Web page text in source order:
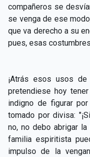
compañeros se
se venga de ese
que va derecho a su
pues, esas
¡Atrás esos usos
pretendiese hoy
indigno de figurar
tomado por divisa:
no, no debo abrigar
familia espiritista
impulso de la